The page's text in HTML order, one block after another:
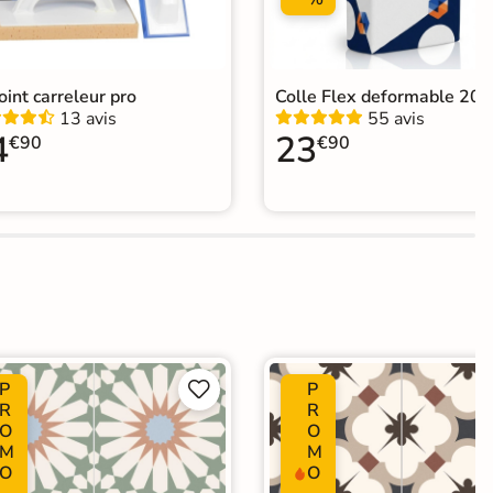
carreleur pro
13 avis
€90
Colle Flex deformable
55 avis
23€90
P
R
O
M
O


P
R
O
M
O